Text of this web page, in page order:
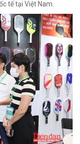
tế tại Việt Nam.